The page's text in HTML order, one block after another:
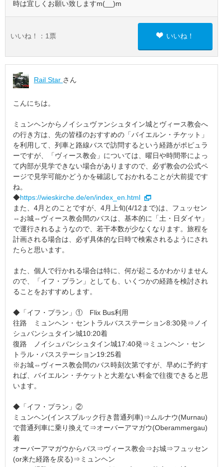
時は宜しくお願い致しますm(__)m
いいね！： 1 票 いいね！
Rail Star さん
こんにちは。
ミュンヘンからノイシュヴァンシュタイン城とヴィース教会へ
の行き方は、先の皆様のおすすめの「バイエルン・チケット」
を利用して、列車と路線バスで訪問するという経路がポピュラ
ーですが、「ヴィース教会」については、曜日や時間帯によっ
て内部が見学できない場合がありますので、必ず教会の公式ペ
ージで見学可能かどうかを確認しておかれることが大前提です
ね。
◆https://wieskirche.de/en/index_en.html
また、4月とのことですが、4月上旬(4/12まで)は、フュッセン
⇔お城⇔ヴィース教会間のバスは、基本的に「土・日ダイヤ」
で運行されるようなので、若干本数が少なくなります。旅程を
計画される場合は、必ず具体的な日時で検索されるようにされ
たらと思います。
また、個人で行かれる場合は特に、何が起こるかわかりません
ので、「イフ・プラン」としても、いくつかの経路を検討され
ることをおすすめします。
◆「イフ・プラン」① Flix Bus利用
往路 ミュンヘン・セントラルバスステーション8:30発⇒ノイ
シュバンシュタイン城10:20着
復路 ノイシュバンシュタイン城17:40発⇒ミュンヘン・セン
トラル・バスステーション19:25着
※お城⇔ヴィース教会間のバス時刻次第ですが、早めに予約す
れば、バイエルン・チケットと大差ない料金で往復できると思
います。
◆「イフ・プラン」②
ミュンヘン(インスブルック行き普通列車)⇒ムルナウ(Murnau)
で普通列車に乗り換えて⇒オーバーアマガウ(Oberammergau)
着
オーバーアマガウからバス⇒ヴィース教会⇒お城⇒フュッセン
(or来た経路を戻る)⇒ミュンヘン